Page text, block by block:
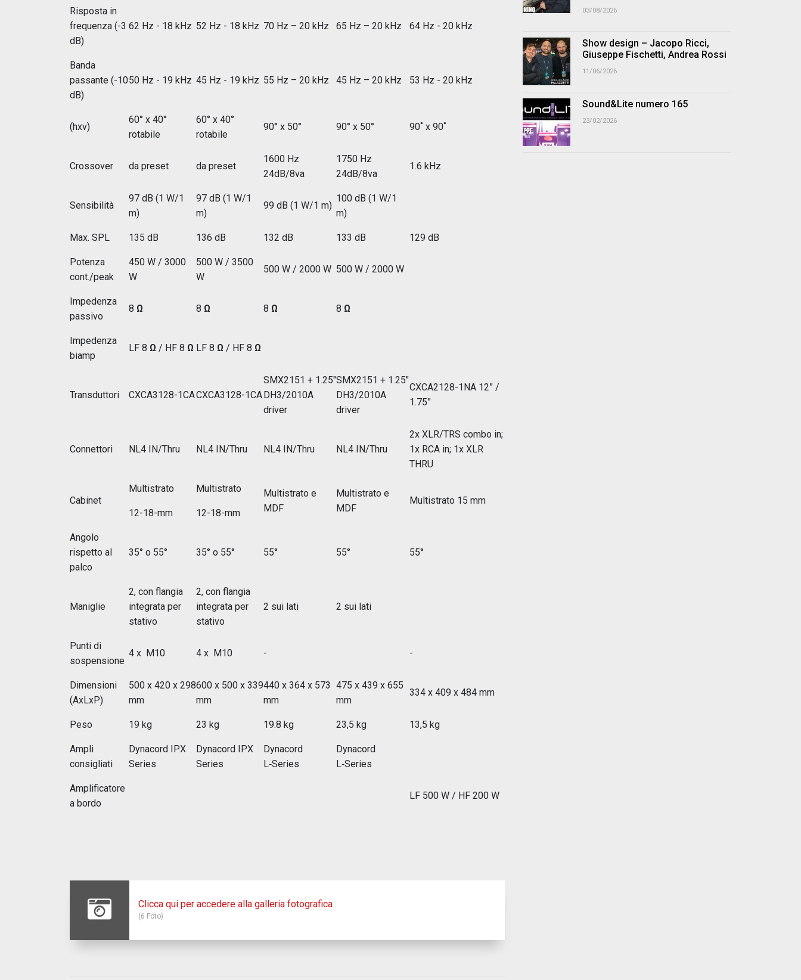
Risposta in
frequenza (-3
dB)
62 Hz - 18 kHz 52 Hz - 18 kHz 70 Hz – 20 kHz 65 Hz – 20 kHz 64 Hz - 20 kHz
Banda
passante (-10
dB)
50 Hz - 19 kHz 45 Hz - 19 kHz 55 Hz – 20 kHz 45 Hz – 20 kHz 53 Hz - 20 kHz
(hxv)
60° x 40°
rotabile
60° x 40°
rotabile
90° x 50° 90° x 50° 90˚ x 90˚
Crossover da preset da preset
1600 Hz
24dB/8va
1750 Hz
24dB/8va
1.6 kHz
Sensibilità
97 dB (1 W/1
m)
97 dB (1 W/1
m)
99 dB (1 W/1 m)
100 dB (1 W/1
m)
Max. SPL 135 dB 136 dB 132 dB 133 dB 129 dB
Potenza
cont./peak
450 W / 3000
W
500 W / 3500
W
500 W / 2000 W 500 W / 2000 W
Impedenza
passivo
8 Ω 8 Ω 8 Ω 8 Ω
Impedenza
biamp
LF 8 Ω / HF 8 Ω LF 8 Ω / HF 8 Ω
Transduttori CXCA3128-1CACXCA3128-1CA
SMX2151 + 1.25"
DH3/2010A
driver
SMX2151 + 1.25"
DH3/2010A
driver
CXCA2128-1NA 12” /
1.75”
Connettori NL4 IN/Thru NL4 IN/Thru NL4 IN/Thru NL4 IN/Thru
2x XLR/TRS combo in;
1x RCA in; 1x XLR
THRU
Cabinet
Multistrato
12-18-mm
Multistrato
12-18-mm
Multistrato e
MDF
Multistrato e
MDF
Multistrato 15 mm
Angolo
rispetto al
palco
35° o 55° 35° o 55° 55° 55° 55°
Maniglie
2, con flangia
integrata per
stativo
2, con flangia
integrata per
stativo
2 sui lati 2 sui lati
Punti di
sospensione
4 x M10 4 x M10 - -
Dimensioni
(AxLxP)
500 x 420 x 298
mm
600 x 500 x 339
mm
440 x 364 x 573
mm
475 x 439 x 655
mm
334 x 409 x 484 mm
Peso 19 kg 23 kg 19.8 kg 23,5 kg 13,5 kg
Ampli
consigliati
Dynacord IPX
Series
Dynacord IPX
Series
Dynacord
L‑Series
Dynacord
L‑Series
Amplificatore
a bordo
LF 500 W / HF 200 W
Clicca qui per accedere alla galleria fotografica
(6 Foto)
03/08/2026
Show design – Jacopo Ricci,
Giuseppe Fischetti, Andrea Rossi
11/06/2026
Sound&Lite numero 165
23/02/2026